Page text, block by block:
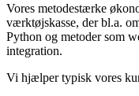
Vores metodestærke
værktøjskasse, der bl.a.
Python og metoder som
integration.
Vi hjælper typisk vores